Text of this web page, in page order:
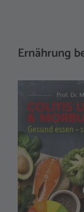
Ernährung